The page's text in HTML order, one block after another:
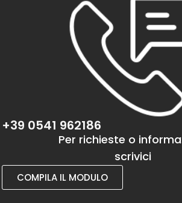
+39 0541 962186
Per richieste o
scrivici
COMPILA IL MODULO